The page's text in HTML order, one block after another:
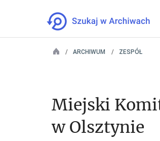
ARCHIWUM ZESPÓŁ
Miejski
w Olsztynie